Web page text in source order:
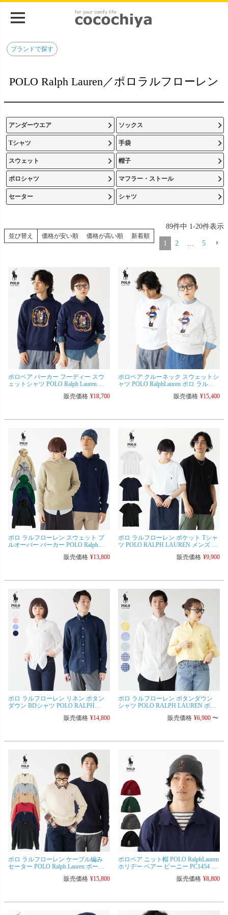
ブランドで探す
POLO Ralph Lauren／ポロラルフローレン
アンダーウエア ソックス
Tシャツ 手袋
スウェット 帽子
ポロシャツ マフラー・ストール
セーター シャツ
並び替え 価格が安い順 価格が高い順 新着順
89件中 1 -20件表示
1 2 5
ポロベア パーカー フーディー スウ
ェットシャツ POLO Ralph Lauren ポ
販売価格 ¥18,700
ポロベア クルーネック スウェットシ
ャツ POLO RalphLauren ポロ ラルフ
販売価格 ¥15,400
ポロ ラルフローレン スウェット プ
ルオーバー パーカー POLO Ralph
販売価格 ¥13,800
ポロ ラルフローレン ポケット Tシャ
ツ POLO RALPH LAUREN メンズ ク
ワンポイント [ネコポス可]
販売価格 ¥9,900
ポロ ラルフローレン リネン ボタン
ダウン BDシャツ POLO RALPH
販売価格 ¥14,800
ポロ ラルフローレン ボタンダウン
シャツ POLO RALPH LAUREN ボー
ディース＆メンズ対応販売価格 ¥6,900 〜
ポロ ラルフローレン ケーブル編み
セーター POLO Ralph Lauren ボーイ
販売価格 ¥15,800
ポロベア ニット帽 POLO RalphLauren
ホリデー ベアー ビーニー PC1454 ニ
販売価格 ¥8,800